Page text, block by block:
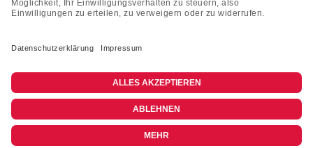
KONTAKT
+49 (0)2133 210433
shop@dienadel.de
Kieler Str. 18 - 41540 Dormagen
Kundenmeinungen